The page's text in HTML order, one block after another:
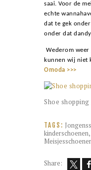
saai. Voor de
echte
dat te gek
onder dat
Wederom weer
kunnen wij niet
Omoda >>>
Shoe
TAGS:
kinderschoenen,
Share: